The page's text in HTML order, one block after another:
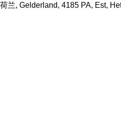
荷兰, Gelderland, 4185 PA, Est,